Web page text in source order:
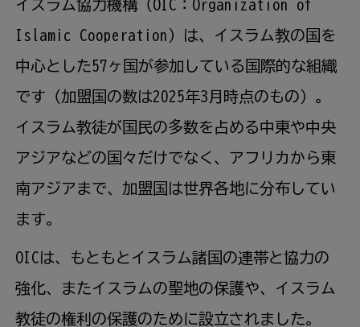
イスラム協力機構（OIC：Organization of
Islamic Cooperation）は、イスラム教の国を
中心とした57ヶ国が参加している国際的な組織
です（加盟国の数は2025年3月時点のもの）。
イスラム教徒が国民の多数を占める中東や中央
アジアなどの国々だけでなく、アフリカから東
南アジアまで、加盟国は世界各地に分布してい
ます。
OICは、もともとイスラム諸国の連帯と協力の
強化、またイスラムの聖地の保護や、イスラム
教徒の権利の保護のために設立されました。